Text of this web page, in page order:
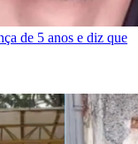
de 5 anos e diz que